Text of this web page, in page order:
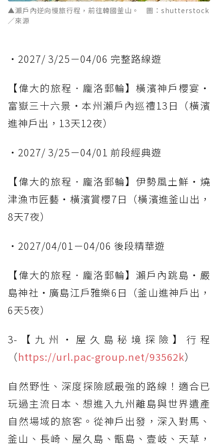
▲瀨戶內逆向慢旅行程，前往韓國釜山。 圖：shutterstock
／來源
・2027/ 3/25－04/06 完整路線遊
【偉大的旅程．龐洛郵輪】橫濱神戶櫻宴・
富嶽三十六景・本州瀨戶內巡禮13日（橫濱
進神戶出，13天12夜）
・2027/ 3/25－04/01 前段經典遊
【偉大的旅程．龐洛郵輪】伊勢風土鮮・燒
津漁市匠藝・橫濱賞櫻7日（橫濱進釜山出，
8天7夜）
・2027/04/01－04/06 後段精華遊
【偉大的旅程．龐洛郵輪】瀨戶內跳島・嚴
島神社・廣島江戶雅樂6日（釜山進神戶出，
6天5夜）
3-【九州‧屋久島秘境探險】行程
（https://url.pac-group.net/93562k）
自然野性、深度探險感最強的路線！適合已
玩過主流日本、想進入九州離島與世界遺產
自然場域的旅客。從神戶出發，深入對馬、
釜山、長崎、屋久島、甑島、壹岐、天草，